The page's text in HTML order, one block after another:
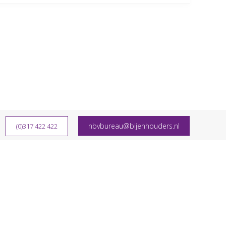
(0)317 422 422 nbvbureau@bijenhouders.nl